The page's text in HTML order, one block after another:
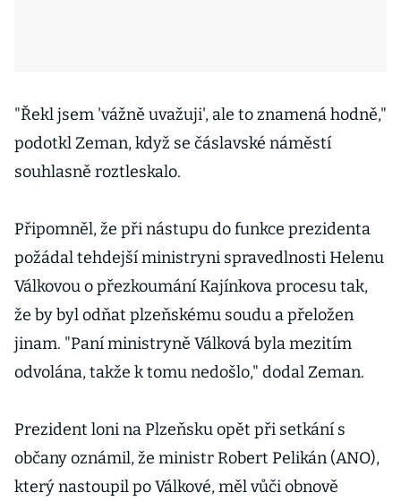
"Řekl jsem 'vážně uvažuji', ale to znamená hodně,"
podotkl Zeman, když se čáslavské náměstí
souhlasně roztleskalo.
Připomněl, že při nástupu do funkce prezidenta
požádal tehdejší ministryni spravedlnosti Helenu
Válkovou o přezkoumání Kajínkova procesu tak,
že by byl odňat plzeňskému soudu a přeložen
jinam. "Paní ministryně Válková byla mezitím
odvolána, takže k tomu nedošlo," dodal Zeman.
Prezident loni na Plzeňsku opět při setkání s
občany oznámil, že ministr Robert Pelikán (ANO),
který nastoupil po Válkové, měl vůči obnově